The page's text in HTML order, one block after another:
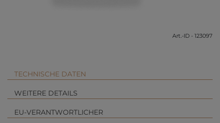
Art.-ID - 123097
TECHNISCHE DATEN
WEITERE DETAILS
EU-VERANTWORTLICHER